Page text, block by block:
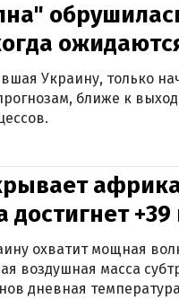
Украину, только
ближе к
достигнет +39
охватит мощная
воздушная масса
дневная температура